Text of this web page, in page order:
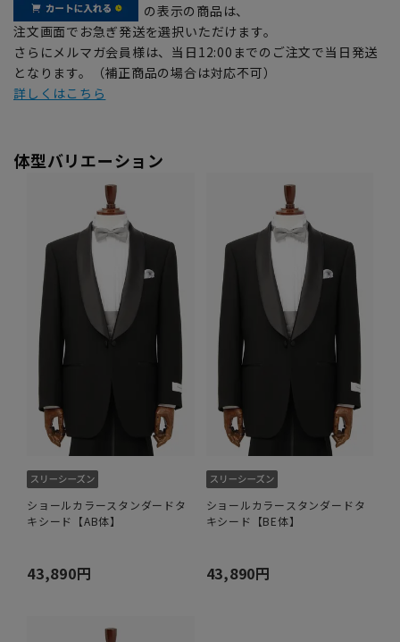
の表示の商品は、
注文画面でお急ぎ発送を選択いただけます。
さらにメルマガ会員様は、当日12:00までのご注文で当日発送
となります。（補正商品の場合は対応不可）
詳しくはこちら
体型バリエーション
ショールカラースタンダードタ
キシード【AB体】
43,890円
ショールカラースタンダードタ
キシード【BE体】
43,890円